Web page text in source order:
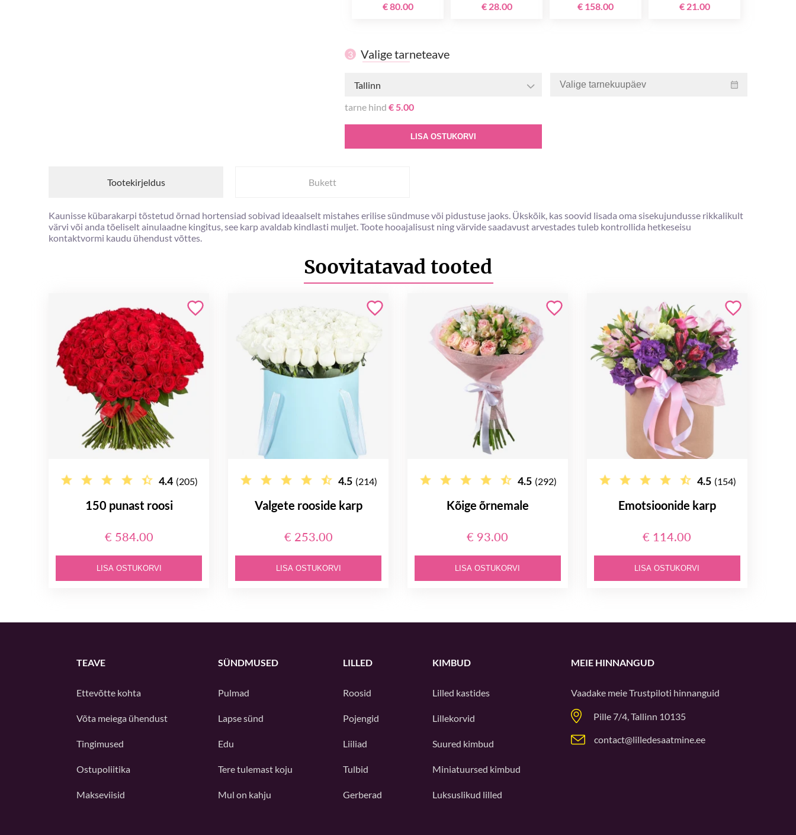
€ 80.00
€ 28.00
€ 158.00
€ 21.00
3 Valige tarneteave
Tallinn
tarne hind€ 5.00
LISA OSTUKORVI
Tootekirjeldus Bukett
Kaunisse kübarakarpi tõstetud õrnad hortensiad sobivad ideaalselt mistahes erilise sündmuse või pidustuse jaoks. Ükskõik, kas soovid lisada oma sisekujundusse rikkalikult
värvi või anda tõeliselt ainulaadne kingitus, see karp avaldab kindlasti muljet. Toote hooajalisust ning värvide saadavust arvestades tuleb kontrollida hetkeseisu
kontaktvormi kaudu ühendust võttes.
Soovitatavad tooted
4.4 (205)
150 punast roosi
€ 584.00
LISA OSTUKORVI
4.5 (214)
Valgete rooside karp
€ 253.00
LISA OSTUKORVI
4.5 (292)
Kõige õrnemale
€ 93.00
LISA OSTUKORVI
4.5 (154)
Emotsioonide karp
€ 114.00
LISA OSTUKORVI
TEAVE
Ettevõtte kohta
Võta meiega ühendust
Tingimused
Ostupoliitika
Makseviisid
SÜNDMUSED
Pulmad
Lapse sünd
Edu
Tere tulemast koju
Mul on kahju
LILLED
Roosid
Pojengid
Liiliad
Tulbid
Gerberad
KIMBUD
Lilled kastides
Lillekorvid
Suured kimbud
Miniatuursed kimbud
Luksuslikud lilled
MEIE HINNANGUD
Vaadake meieTrustpiloti hinnanguid
Pille 7/4, Tallinn 10135
contact@lilledesaatmine.ee